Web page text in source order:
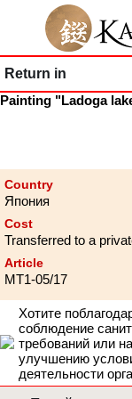
Return in
Painting "Ladoga
Country
Япония
Cost
Transferred to a
Article
MT1-05/17
Хотите
соблюдение
требований или
улучшению
деятельности